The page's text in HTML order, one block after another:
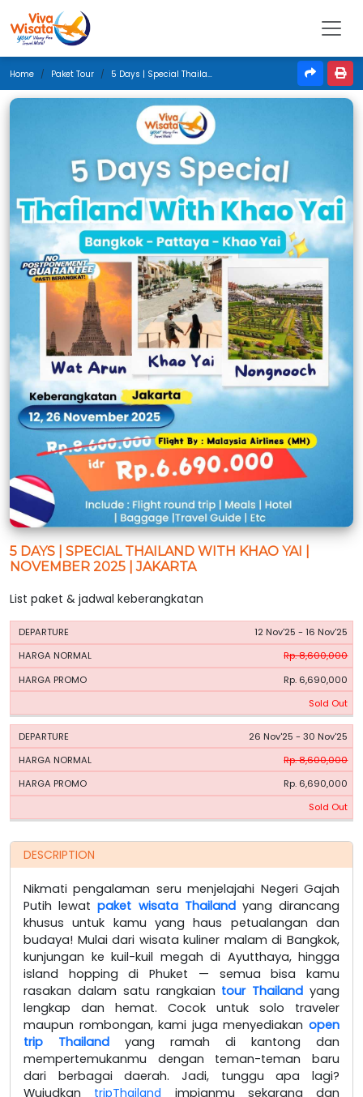
Home Paket Tour 5 Days | Special Thailand With Khao Yai | November 2025 | Jakarta
5 DAYS | SPECIAL THAILAND WITH KHAO YAI |
NOVEMBER 2025 | JAKARTA
List paket & jadwal keberangkatan
PERIODE
HARGA
12 Nov'25 - 16 Nov'25
Rp. 8,600,000
Rp. 6,690,000
Sold Out
26 Nov'25 - 30 Nov'25
Rp. 8,600,000
Rp. 6,690,000
Sold Out
DESCRIPTION
Nikmati pengalaman seru menjelajahi Negeri Gajah
Putih lewatpaket wisata Thailandyang dirancang
khusus untuk kamu yang haus petualangan dan
budaya! Mulai dari wisata kuliner malam di Bangkok,
kunjungan ke kuil-kuil megah di Ayutthaya, hingga
island hopping di Phuket — semua bisa kamu
rasakan dalam satu rangkaian tour Thailand yang
lengkap dan hemat. Cocok untuk solo traveler
maupun rombongan, kami juga menyediakan open
trip Thailand yang ramah di kantong dan
mempertemukanmu dengan teman-teman baru
dari berbagai daerah. Jadi, tunggu apa lagi?
Wujudkan tripThailand impianmu sekarang dan